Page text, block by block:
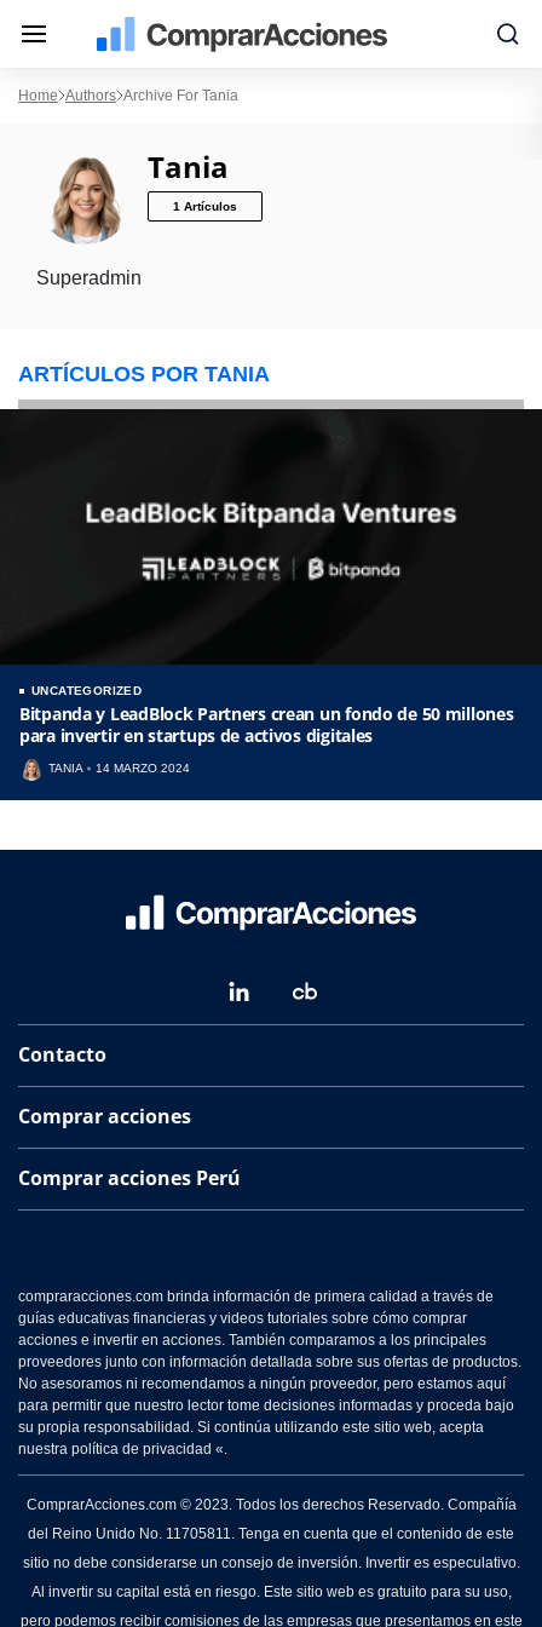
Home Authors Archive For Tania
Tania
1 Artículos
Superadmin
ARTÍCULOS POR TANIA
UNCATEGORIZED
Bitpanda y LeadBlock Partners crean un fondo de 50 millones
para invertir en startups de activos digitales
TANIA 14 MARZO 2024
Contacto
Comprar acciones
Comprar acciones Perú
compraracciones.com brinda información de primera calidad a través de
guías educativas financieras y videos tutoriales sobre cómo comprar
acciones e invertir en acciones. También comparamos a los principales
proveedores junto con información detallada sobre sus ofertas de productos.
No asesoramos ni recomendamos a ningún proveedor, pero estamos aquí
para permitir que nuestro lector tome decisiones informadas y proceda bajo
su propia responsabilidad. Si continúa utilizando este sitio web, acepta
nuestra política de privacidad «.
ComprarAcciones.com © 2023. Todos los derechos Reservado. Compañía
del Reino Unido No. 11705811. Tenga en cuenta que el contenido de este
sitio no debe considerarse un consejo de inversión. Invertir es especulativo.
Al invertir su capital está en riesgo. Este sitio web es gratuito para su uso,
pero podemos recibir comisiones de las empresas que presentamos en este